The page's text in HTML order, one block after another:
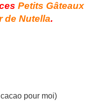
Petits Gâteaux
de Nutella.
pour moi)